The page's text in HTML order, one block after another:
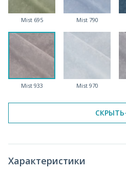
Mist 695 Mist 790
Mist 933 Mist 970
СКРЫТЬ
Характеристики